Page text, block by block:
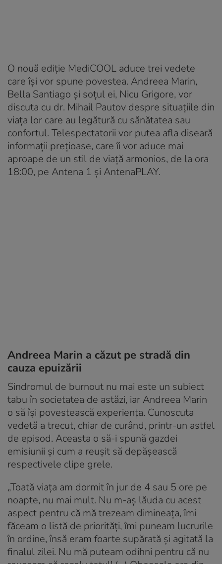
O nouă ediție MediCOOL aduce trei vedete
care își vor spune povestea. Andreea Marin,
Bella Santiago și soțul ei, Nicu Grigore, vor
discuta cu dr. Mihail Pautov despre situațiile din
viața lor care au legătură cu sănătatea sau
confortul. Telespectatorii vor putea afla diseară
informații prețioase, care îi vor aduce mai
aproape de un stil de viață armonios, de la ora
18:00, pe Antena 1 și AntenaPLAY.
Andreea Marin a căzut pe stradă din
cauza epuizării
Sindromul de burnout nu mai este un subiect
tabu în societatea de astăzi, iar Andreea Marin
o să își povestească experiența. Cunoscuta
vedetă a trecut, chiar de curând, printr-un astfel
de episod. Aceasta o să-i spună gazdei
emisiunii și cum a reușit să depășească
respectivele clipe grele.
„Toată viața am dormit în jur de 4 sau 5 ore pe
noapte, nu mai mult. Nu m-aș lăuda cu acest
aspect pentru că mă trezeam dimineața, îmi
făceam o listă de priorități, îmi puneam lucrurile
în ordine, însă eram foarte supărată și agitată la
finalul zilei. Nu mă puteam odihni pentru că nu